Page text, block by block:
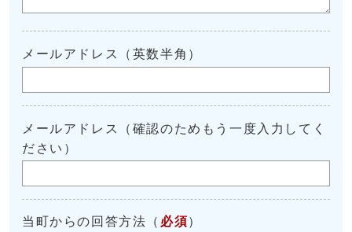
メールアドレス（英数半角）
メールアドレス（確認のためもう一度入力してく
ださい）
当町からの回答方法 （ 必須 ）